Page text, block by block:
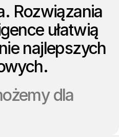
Rozwiązania
ułatwią
najlepszych
dla